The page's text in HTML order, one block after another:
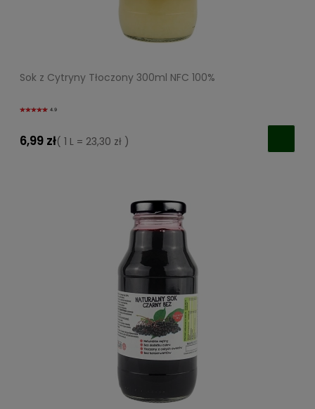
Sok z Cytryny Tłoczony 300ml NFC 100%
4.9
6,99 zł( 1 L = 23,30 zł )